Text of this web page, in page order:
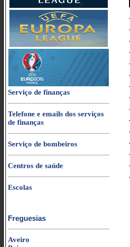
Serviço de finanças
Telefone e emails dos serviços
de finanças
Serviço de bombeiros
Centros de saúde
Escolas
Freguesias
Aveiro